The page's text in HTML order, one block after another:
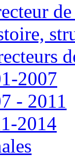
2007
- 2011
2014